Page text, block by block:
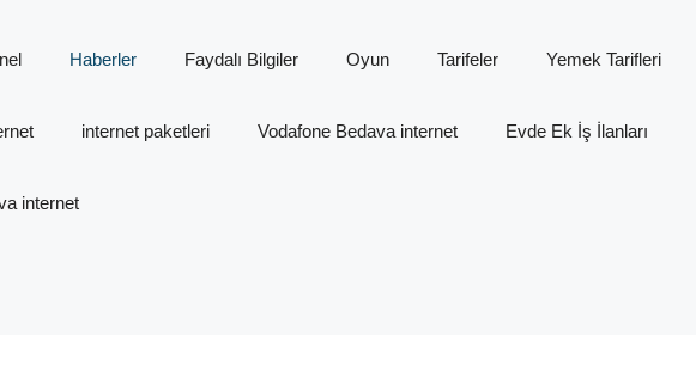
Haberler Faydalı Bilgiler Oyun Tarifeler Yemek Tarifleri
internet paketleri Vodafone Bedava internet Evde Ek İş İlanları
internet